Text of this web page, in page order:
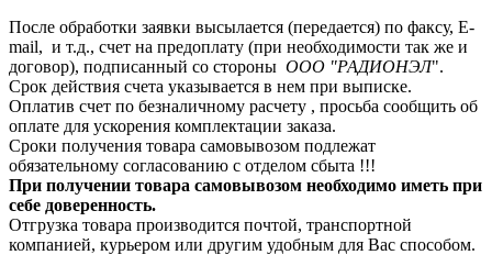
После обработки заявки высылается (передается) по факсу, E-
mail, и т.д., счет на предоплату (при необходимости так же и
договор), подписанный со стороны ООО "РАДИОНЭЛ".
Срок действия счета указывается в нем при выписке.
Оплатив счет по безналичному расчету , просьба сообщить об
оплате для ускорения комплектации заказа.
Сроки получения товара самовывозом подлежат
обязательному согласованию с отделом сбыта !!!
При получении товара самовывозом необходимо иметь при
себе доверенность.
Отгрузка товара производится почтой, транспортной
компанией, курьером или другим удобным для Вас способом.